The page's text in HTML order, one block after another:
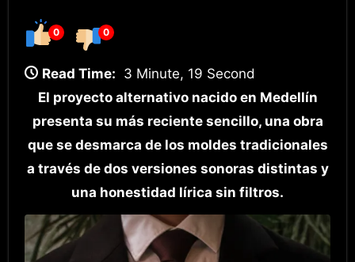
0 0
Read Time: 3 Minute, 19 Second
El proyecto alternativo nacido en Medellín
presenta su más reciente sencillo, una obra
que se desmarca de los moldes tradicionales
a través de dos versiones sonoras distintas y
una honestidad lírica sin filtros.